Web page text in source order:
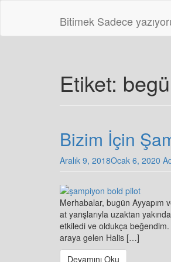
Bitimek Sadece
Etiket:
Bizim İçin
Aralık 9, 2018Ocak 6, 2020
Merhabalar, bugün Ayyapım
at yarışlarıyla uzaktan
etkiledi ve oldukça
araya gelen Halis […]
Devamını Oku